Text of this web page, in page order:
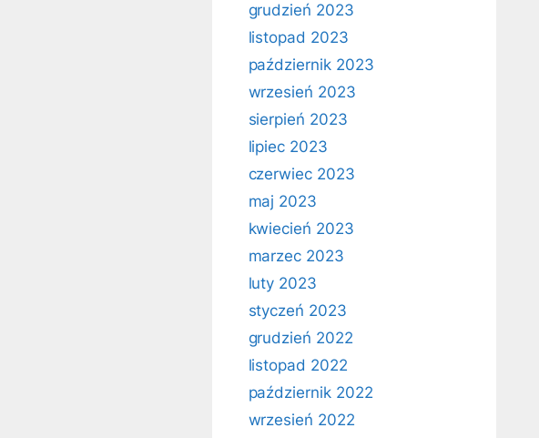
grudzień 2023
listopad 2023
październik 2023
wrzesień 2023
sierpień 2023
lipiec 2023
czerwiec 2023
maj 2023
kwiecień 2023
marzec 2023
luty 2023
styczeń 2023
grudzień 2022
listopad 2022
październik 2022
wrzesień 2022